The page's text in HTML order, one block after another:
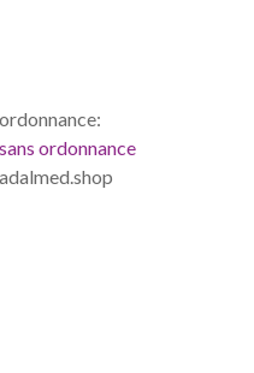
ordonnance